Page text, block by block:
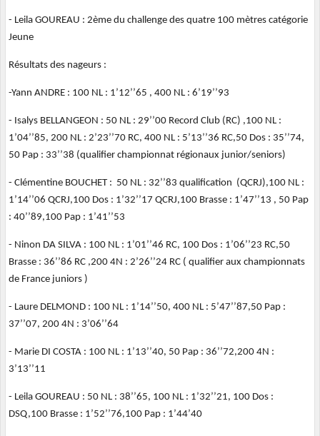
- Leila GOUREAU : 2ème du challenge des quatre 100 mètres catégorie
Jeune
Résultats des nageurs :
-Yann ANDRE : 100 NL : 1’12’’65 , 400 NL : 6’19’’93
- Isalys BELLANGEON : 50 NL : 29’’00 Record Club (RC) ,100 NL :
1’04’’85, 200 NL : 2’23’’70 RC, 400 NL : 5’13’’36 RC,50 Dos : 35’’74,
50 Pap : 33’’38 (qualifier championnat régionaux junior/seniors)
- Clémentine BOUCHET : 50 NL : 32’’83 qualification (QCRJ),100 NL :
1’14’’06 QCRJ,100 Dos : 1’32’’17 QCRJ,100 Brasse : 1’47’’13 , 50 Pap
: 40’’89,100 Pap : 1’41’’53
- Ninon DA SILVA : 100 NL : 1’01’’46 RC, 100 Dos : 1’06’’23 RC,50
Brasse : 36’’86 RC ,200 4N : 2’26’’24 RC ( qualifier aux championnats
de France juniors )
- Laure DELMOND : 100 NL : 1’14’’50, 400 NL : 5’47’’87,50 Pap :
37’’07, 200 4N : 3’06’’64
- Marie DI COSTA : 100 NL : 1’13’’40, 50 Pap : 36’’72,200 4N :
3’13’’11
- Leila GOUREAU : 50 NL : 38’’65, 100 NL : 1’32’’21, 100 Dos :
DSQ,100 Brasse : 1’52’’76,100 Pap : 1’44’40